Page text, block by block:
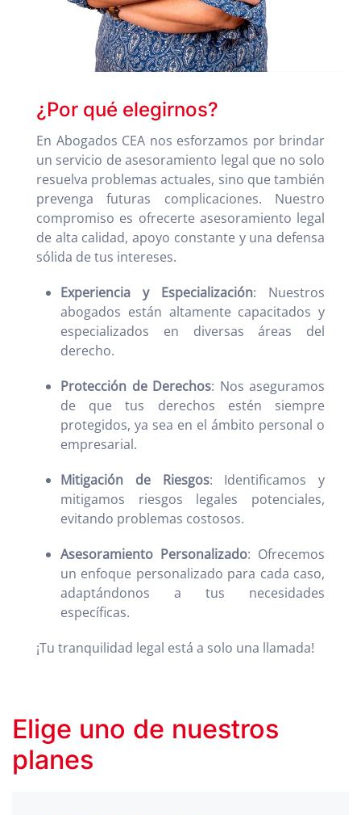
¿Por qué elegirnos?
En Abogados CEA nos esforzamos por brindar
un servicio de asesoramiento legal que no solo
resuelva problemas actuales, sino que también
prevenga futuras complicaciones. Nuestro
compromiso es ofrecerte asesoramiento legal
de alta calidad, apoyo constante y una defensa
sólida de tus intereses.
Experiencia y Especialización: Nuestros
abogados están altamente capacitados y
especializados en diversas áreas del
derecho.
Protección de Derechos: Nos aseguramos
de que tus derechos estén siempre
protegidos, ya sea en el ámbito personal o
empresarial.
Mitigación de Riesgos: Identificamos y
mitigamos riesgos legales potenciales,
evitando problemas costosos.
Asesoramiento Personalizado: Ofrecemos
un enfoque personalizado para cada caso,
adaptándonos a tus necesidades
específicas.
¡Tu tranquilidad legal está a solo una llamada!
Elige uno de nuestros
planes